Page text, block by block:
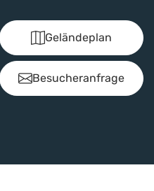
Geländeplan
Besucheranfrage